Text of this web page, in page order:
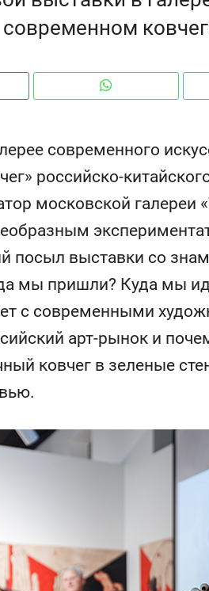
современного
российско-
московской
посыл выставки со
мы пришли? Куда мы
с современными
арт-рынок и
ковчег в зеленые
рынки, почему надо знать аксакалов и
интересен Оман?
и ВТБ
150
ID